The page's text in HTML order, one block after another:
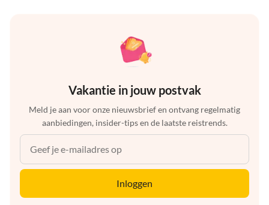
Vakantie in jouw postvak
Meld je aan voor onze nieuwsbrief en ontvang regelmatig
aanbiedingen, insider-tips en de laatste reistrends.
Inloggen